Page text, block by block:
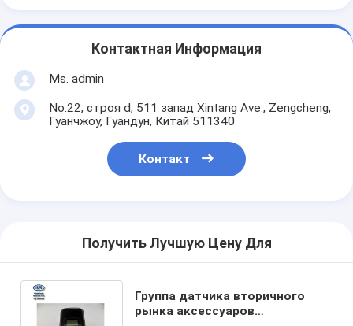
Контактная Информация
Ms. admin
No.22, строя d, 511 запад Xintang Ave., Zengcheng,
Гуанчжоу, Гуандун, Китай 511340
Контакт
Получить Лучшую Цену Для
Группа датчика вторичного
рынка аксессуаров